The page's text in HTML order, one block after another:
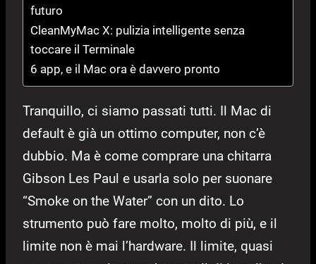
futuro
CleanMyMac X: pulizia intelligente senza
toccare il Terminale
6 app, e il Mac ora è davvero pronto
Tranquillo, ci siamo passati tutti. Il Mac di
default è già un ottimo computer, non c’è
dubbio. Ma è come comprare una chitarra
Gibson Les Paul e usarla solo per suonare
“Smoke on the Water” con un dito. Lo
strumento può fare molto, molto di più, e il
limite non è mai l’hardware. Il limite, quasi